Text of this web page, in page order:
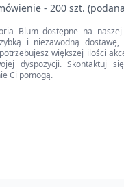
- 200 szt.
Blum dostępne na
i niezawodną
większej ilości
dyspozycji. Skontaktuj
Ci pomogą.